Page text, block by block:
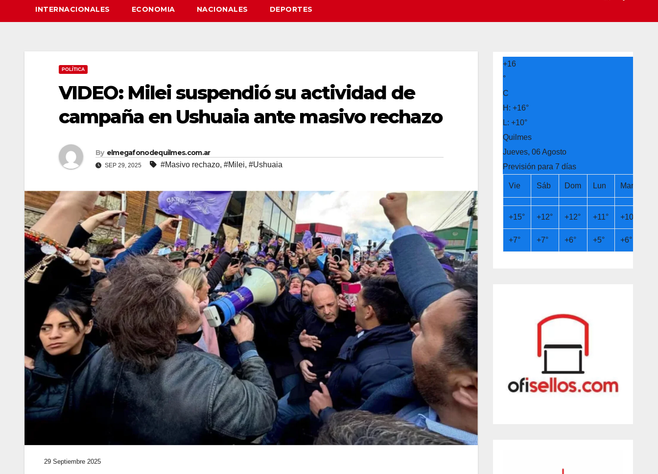
INTERNACIONALES ECONOMIA NACIONALES DEPORTES
POLÍTICA
VIDEO: Milei suspendió su actividad de
campaña en Ushuaia ante masivo rechazo
By elmegafonodequilmes.com.ar
SEP 29, 2025 #Masivo rechazo, #Milei, #Ushuaia
29 Septiembre 2025
+16
°
C
H: +16°
L: +10°
Quilmes
Jueves, 06 Agosto
Previsión para 7 días
Vie Sáb Dom Lun Mar
+15° +12° +12° +11° +10°
+7° +7° +6° +5° +6°